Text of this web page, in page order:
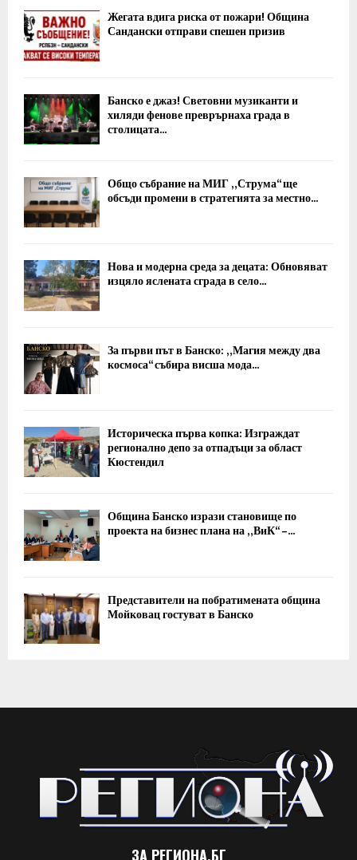
Жегата вдига риска от пожари! Община
Сандански отправи спешен призив
Банско е джаз! Световни музиканти и
хиляди фенове преврърнаха града в
столицата...
Общо събрание на МИГ „Струма“ ще
обсъди промени в стратегията за местно...
Нова и модерна среда за децата: Обновяват
изцяло яслената сграда в село...
За първи път в Банско: „Магия между два
космоса“ събира висша мода...
Историческа първа копка: Изграждат
регионално депо за отпадъци за област
Кюстендил
Община Банско изрази становище по
проекта на бизнес плана на „ВиК“ –...
Представители на побратимената община
Мойковац гостуват в Банско
ЗА РЕГИОНА.БГ